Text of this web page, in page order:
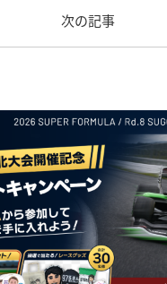
次の記事